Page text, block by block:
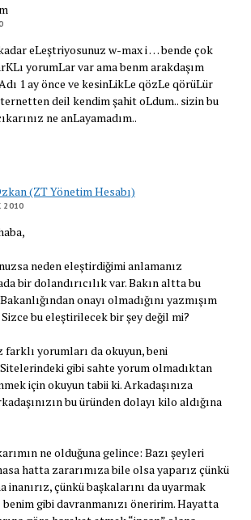
eLeştriyosunuz w-max i … bende çok
yorumLar var ama benm arakdaşım
1 ay önce ve kesinLikLe qözLe qörüLür
deil kendim şahit oLdum.. sizin bu
ne anLayamadım..
(ZT Yönetim Hesabı)
2010
neden eleştirdiğimi anlamanız
bir dolandırıcılık var. Bakın altta bu
onayı olmadığını yazmışım
bu eleştirilecek bir şey değil mi?
farklı yorumları da okuyun, beni
gibi sahte yorum olmadıktan
için okuyun tabii ki. Arkadaşınıza
bu üründen dolayı kilo aldığına
ne olduğuna gelince: Bazı şeyleri
hatta zararımıza bile olsa yaparız çünkü
inanırız, çünkü başkalarını da uyarmak
gibi davranmanızı öneririm. Hayatta